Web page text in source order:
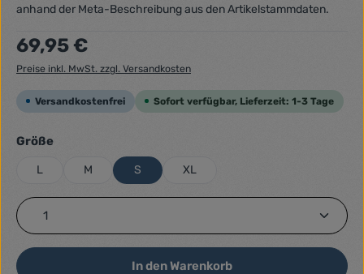
anhand der Meta-Beschreibung aus den Artikelstammdaten.
Regulärer Preis:
69,95 €
Preise inkl. MwSt. zzgl. Versandkosten
Versandkostenfrei Sofort verfügbar, Lieferzeit: 1-3 Tage
Größeauswählen
L M S XL
Produkt Anzahl: Gib den gewünschten Wert ein
In den Warenkorb